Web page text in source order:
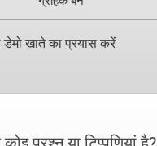
डेमो खाते का प्रयास करें